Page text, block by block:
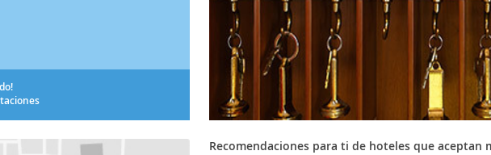
Recomendaciones para ti de hoteles que aceptan